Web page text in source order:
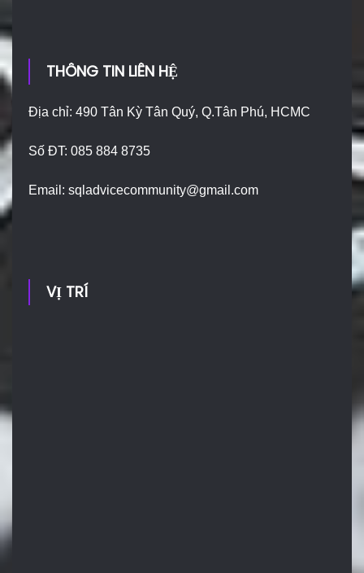
THÔNG TIN LIÊN HỆ
Địa chỉ: 490 Tân Kỳ Tân Quý, Q.Tân Phú, HCMC
Số ĐT: 085 884 8735
Email:sqladvicecommunity@gmail.com
VỊ TRÍ